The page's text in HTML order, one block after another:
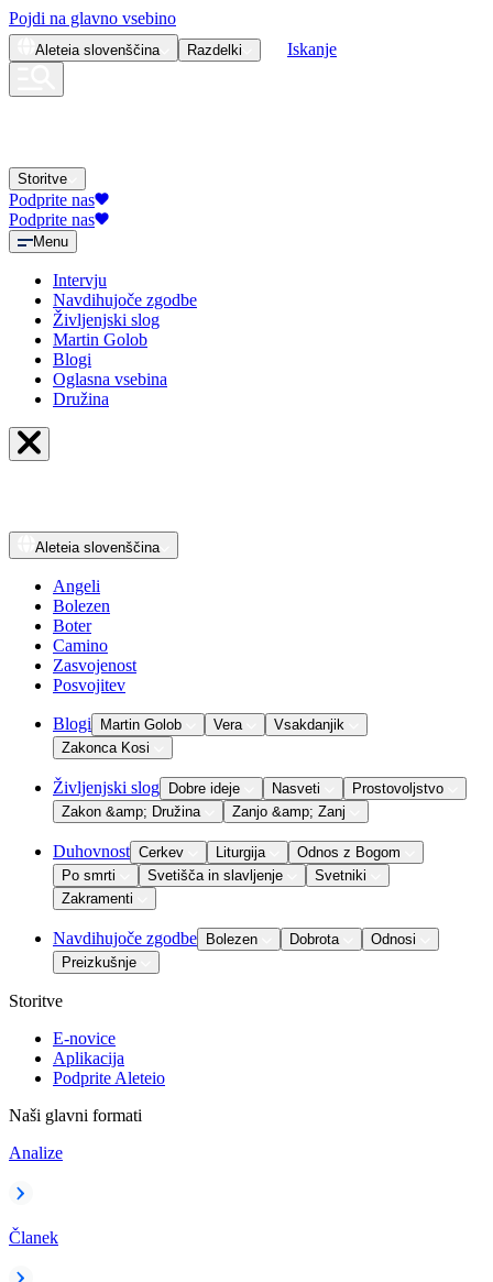
Pojdi na glavno vsebino
Aleteia slovenščina Razdelki Iskanje
Storitve
Podprite nas
Podprite nas
Menu
Intervju
Navdihujoče zgodbe
Življenjski slog
Martin Golob
Blogi
Oglasna vsebina
Družina
Aleteia slovenščina
Angeli
Bolezen
Boter
Camino
Zasvojenost
Posvojitev
Blogi Martin Golob Vera
Vsakdanjik
Zakonca Kosi
Življenjski slog Dobre ideje Nasveti
Prostovoljstvo
Zakon &amp; Družina
Zanjo &amp; Zanj
Duhovnost Cerkev Liturgija
Odnos z Bogom
Po smrti
Svetišča in slavljenje
Svetniki
Zakramenti
Navdihujoče zgodbe Bolezen Dobrota
Odnosi
Preizkušnje
Storitve
E-novice
Aplikacija
Podprite Aleteio
Naši glavni formati
Analize
Članek